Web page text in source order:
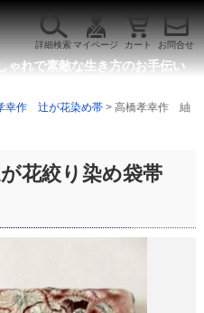
ゃれで素敵な生き方のお手伝い
詳細検索マイページ カート お問合せ
幸作 辻が花染め帯> 高橋孝幸作 紬
花絞り染め袋帯